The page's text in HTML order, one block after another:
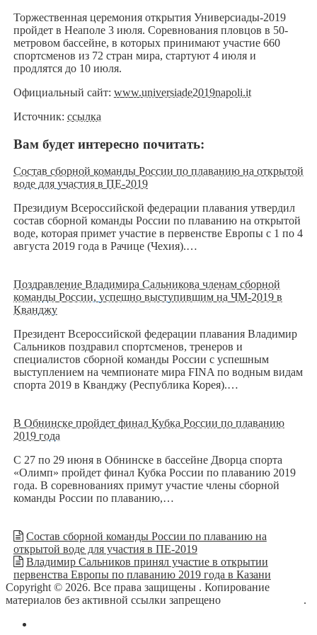
Торжественная церемония открытия Универсиады-2019
пройдет в Неаполе 3 июля. Соревнования пловцов в 50-
метровом бассейне, в которых принимают участие 660
спортсменов из 72 стран мира, стартуют 4 июля и
продлятся до 10 июля.
Официальный сайт: www.universiade2019napoli.it
Источник: ссылка
Вам будет интересно почитать:
Состав сборной команды России по плаванию на открытой
воде для участия в ПЕ-2019
Президиум Всероссийской федерации плавания утвердил
состав сборной команды России по плаванию на открытой
воде, которая примет участие в первенстве Европы с 1 по 4
августа 2019 года в Рачице (Чехия).…
Поздравление Владимира Сальникова членам сборной
команды России, успешно выступившим на ЧМ-2019 в
Кванджу
Президент Всероссийской федерации плавания Владимир
Сальников поздравил спортсменов, тренеров и
специалистов сборной команды России с успешным
выступлением на чемпионате мира FINA по водным видам
спорта 2019 в Кванджу (Республика Корея).…
В Обнинске пройдет финал Кубка России по плаванию
2019 года
С 27 по 29 июня в Обнинске в бассейне Дворца спорта
«Олимп» пройдет финал Кубка России по плаванию 2019
года. В соревнованиях примут участие члены сборной
команды России по плаванию,…
Состав сборной команды России по плаванию на
открытой воде для участия в ПЕ-2019
Владимир Сальников принял участие в открытии
первенства Европы по плаванию 2019 года в Казани
Copyright © 2026. Все права защищены . Копирование
материалов без активной ссылки запрещено
.